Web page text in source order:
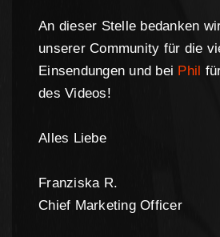
An dieser Stelle bedanken
unserer Community für die
Einsendungen und bei Phil
des Videos!
Alles Liebe
Franziska R.
Chief Marketing Officer